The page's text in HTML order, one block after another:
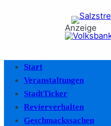
Anzeige
Start
Veranstaltungen
StadtTicker
Revierverhalten
Geschmackssachen